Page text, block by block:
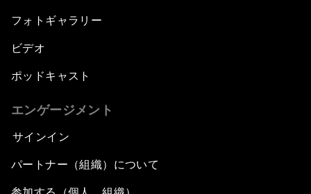
フォトギャラリー
ビデオ
ポッドキャスト
エンゲージメント
サインイン
パートナー（組織）について